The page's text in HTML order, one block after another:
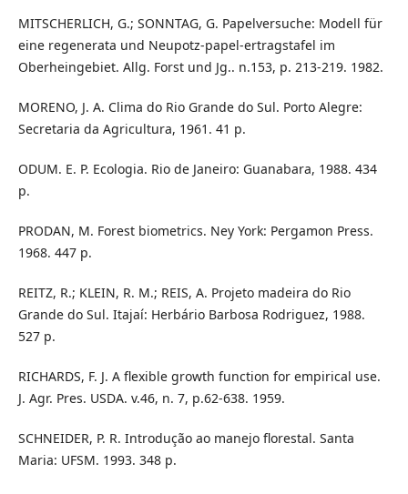
MITSCHERLICH, G.; SONNTAG, G. Papelversuche: Modell für
eine regenerata und Neupotz-papel-ertragstafel im
Oberheingebiet. Allg. Forst und Jg.. n.153, p. 213-219. 1982.
MORENO, J. A. Clima do Rio Grande do Sul. Porto Alegre:
Secretaria da Agricultura, 1961. 41 p.
ODUM. E. P. Ecologia. Rio de Janeiro: Guanabara, 1988. 434
p.
PRODAN, M. Forest biometrics. Ney York: Pergamon Press.
1968. 447 p.
REITZ, R.; KLEIN, R. M.; REIS, A. Projeto madeira do Rio
Grande do Sul. Itajaí: Herbário Barbosa Rodriguez, 1988.
527 p.
RICHARDS, F. J. A flexible growth function for empirical use.
J. Agr. Pres. USDA. v.46, n. 7, p.62-638. 1959.
SCHNEIDER, P. R. Introdução ao manejo florestal. Santa
Maria: UFSM. 1993. 348 p.